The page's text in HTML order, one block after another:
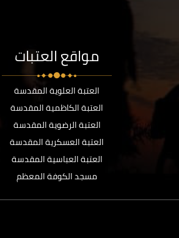
مواقع العتبات
العتبة العلوية المقدسة
العتبة الكاظمية المقدسة
العتبة الرضوية المقدسة
العتبة العسكرية المقدسة
العتبة العباسية المقدسة
مسجد الكوفة المعظم